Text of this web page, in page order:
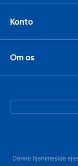
Konto
Om os
Denne hjemmeside